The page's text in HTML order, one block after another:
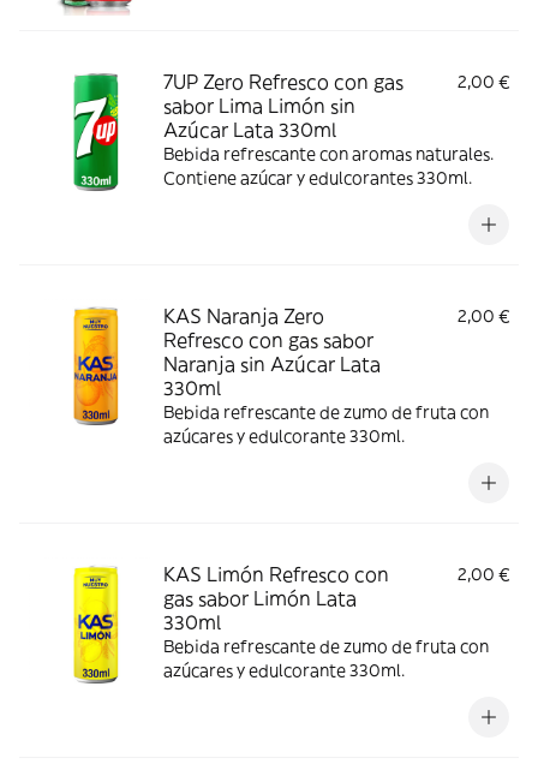
7UP Zero Refresco con gas
sabor Lima Limón sin
Azúcar Lata 330ml
2,00 €
Bebida refrescante con aromas naturales.
Contiene azúcar y edulcorantes 330ml.
KAS Naranja Zero
Refresco con gas sabor
Naranja sin Azúcar Lata
330ml
2,00 €
Bebida refrescante de zumo de fruta con
azúcares y edulcorante 330ml.
KAS Limón Refresco con
gas sabor Limón Lata
330ml
2,00 €
Bebida refrescante de zumo de fruta con
azúcares y edulcorante 330ml.